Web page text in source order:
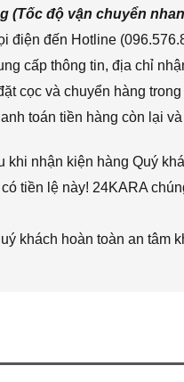
(Tốc độ vận chuyển
điện đến Hotline
cấp thông tin, địa chỉ
cọc và chuyển hàng
toán tiền hàng còn lại
khi nhận kiện hàng Quý
tiền lệ này! 24KARA
khách hoàn toàn an tâm